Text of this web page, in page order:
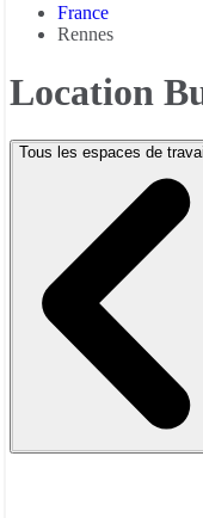
France
Rennes
Location
Tous les espaces de travail